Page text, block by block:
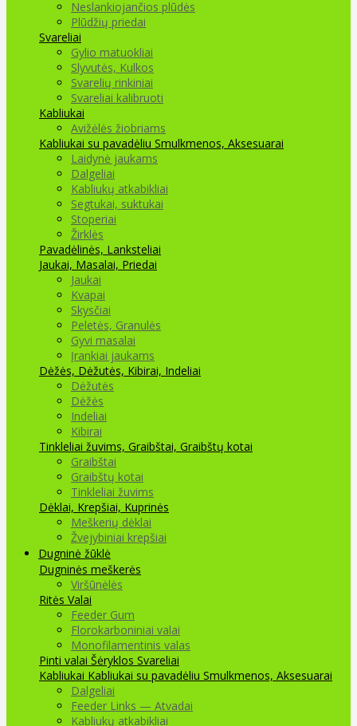
Neslankiojančios plūdės
Plūdžių priedai
Svareliai
Gylio matuokliai
Slyvutės, Kulkos
Svarelių rinkiniai
Svareliai kalibruoti
Kabliukai
Avižėlės žiobriams
Kabliukai su pavadėliu Smulkmenos, Aksesuarai
Laidynė jaukams
Dalgeliai
Kabliukų atkabikliai
Segtukai, suktukai
Stoperiai
Žirklės
Pavadėlinės, Lanksteliai
Jaukai, Masalai, Priedai
Jaukai
Kvapai
Skysčiai
Peletės, Granulės
Gyvi masalai
Įrankiai jaukams
Dėžės, Dėžutės, Kibirai, Indeliai
Dėžutės
Dėžės
Indeliai
Kibirai
Tinkleliai žuvims, Graibštai, Graibštų kotai
Graibštai
Graibštų kotai
Tinkleliai žuvims
Dėklai, Krepšiai, Kuprinės
Meškerių dėklai
Žvejybiniai krepšiai
Dugninė žūklė
Dugninės meškerės
Viršūnėlės
Ritės Valai
Feeder Gum
Florokarboniniai valai
Monofilamentinis valas
Pinti valai Šėryklos Svareliai
Kabliukai Kabliukai su pavadėliu Smulkmenos, Aksesuarai
Dalgeliai
Feeder Links — Atvadai
Kabliukų atkabikliai